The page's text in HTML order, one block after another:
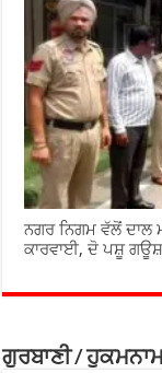
ਨਗਰ ਨਿਗਮ ਵੱਲੋਂ ਦਾਲ
ਕਾਰਵਾਈ, ਦੋ ਪਸ਼ੂ
ਗੁਰਬਾਣੀ /